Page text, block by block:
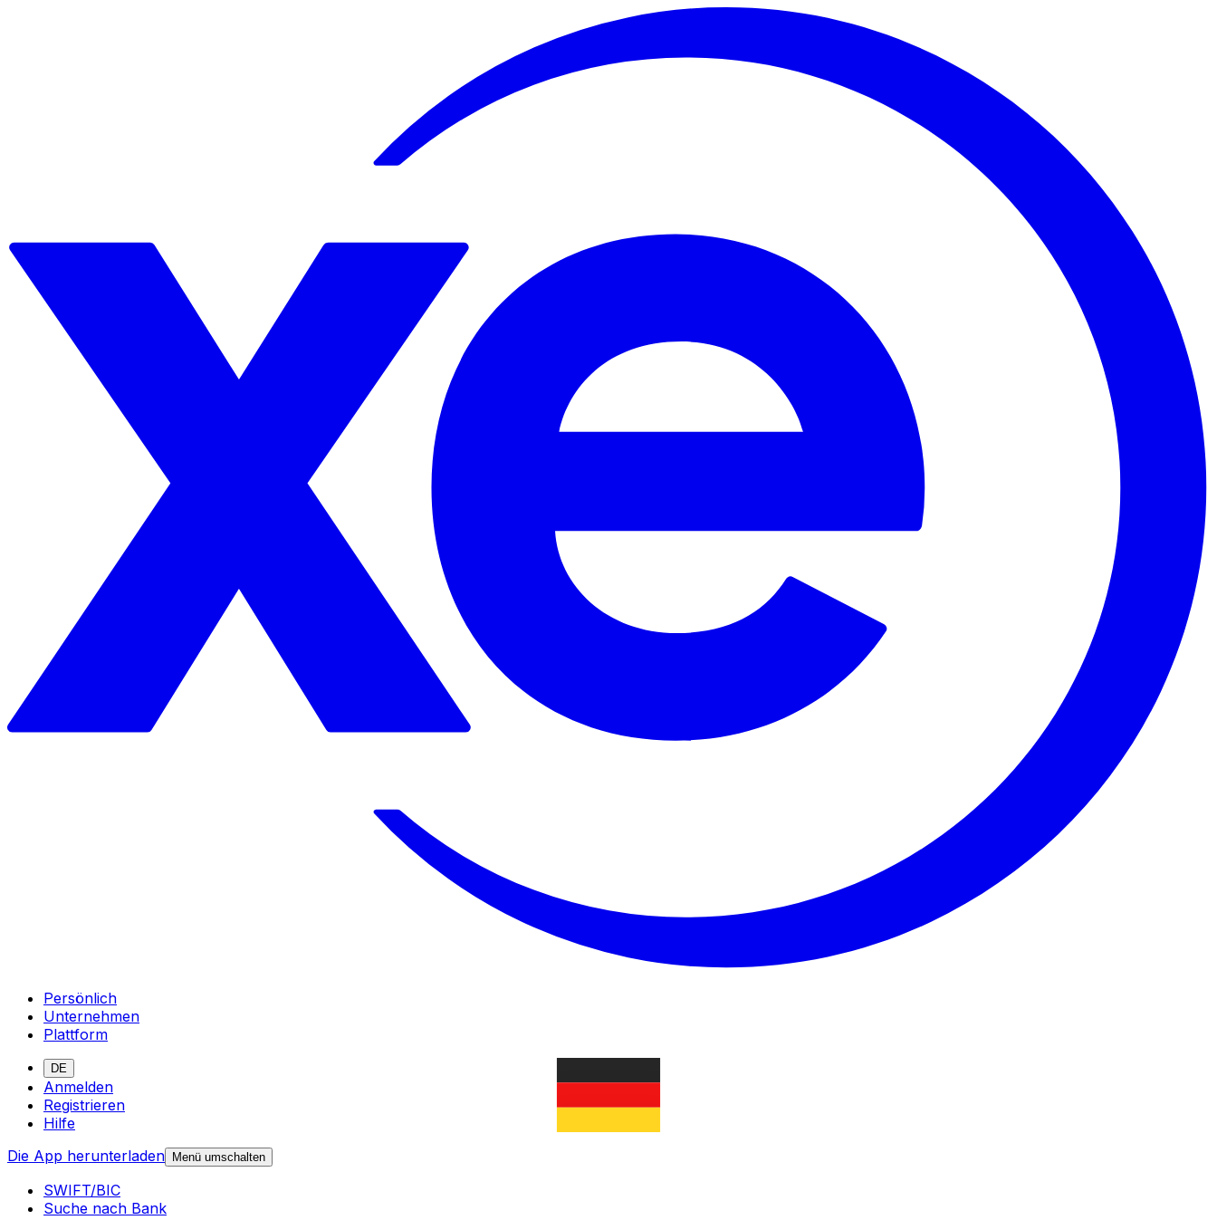
Persönlich
Unternehmen
Plattform
DE
Anmelden
Registrieren
Hilfe
Die App herunterladen Menü umschalten
SWIFT/BIC
Suche nach Bank